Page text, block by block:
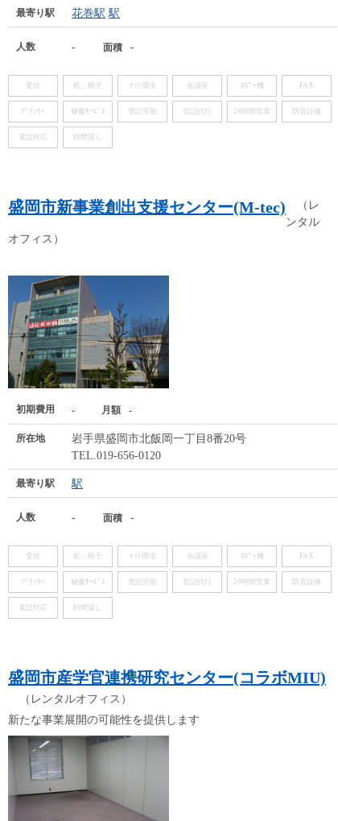
最寄り駅 花巻駅 駅
人数 - 面積 -
受付 机・椅子 ﾈｯﾄ環境 会議室 ｺﾋﾟｰ機 FAX
ﾌﾟﾘﾝﾀｰ 秘書ｻｰﾋﾞｽ 登記可能 登記代行 24時間営業 防音設備
電話対応 時間貸し
盛岡市新事業創出支援センター(M-tec) （レ
ンタル
オフィス）
初期費用 - 月額 -
所在地
岩手県盛岡市北飯岡一丁目8番20号
TEL.019-656-0120
最寄り駅 駅
人数 - 面積 -
受付 机・椅子 ﾈｯﾄ環境 会議室 ｺﾋﾟｰ機 FAX
ﾌﾟﾘﾝﾀｰ 秘書ｻｰﾋﾞｽ 登記可能 登記代行 24時間営業 防音設備
電話対応 時間貸し
盛岡市産学官連携研究センター(コラボMIU)
（レンタルオフィス）
新たな事業展開の可能性を提供します